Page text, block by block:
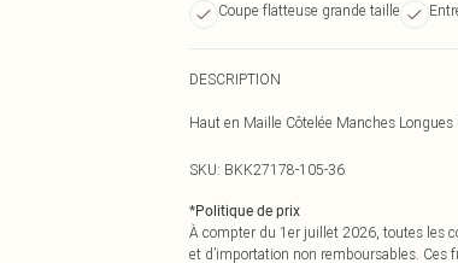
Coupe flatteuse grande taille
DESCRIPTION
Haut en Maille Côtelée Manches
SKU: BKK27178-105-36
*Politique de prix
À compter du 1er juillet 2026, toutes les
et d’importation non remboursables. Ces